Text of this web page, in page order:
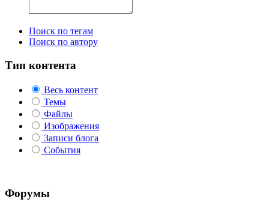
Поиск по тегам
Поиск по автору
Тип контента
Весь контент
Темы
Файлы
Изображения
Записи блога
События
Форумы